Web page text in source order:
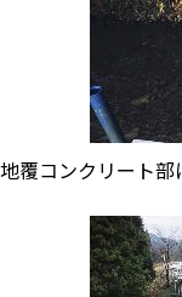
地覆コンクリート